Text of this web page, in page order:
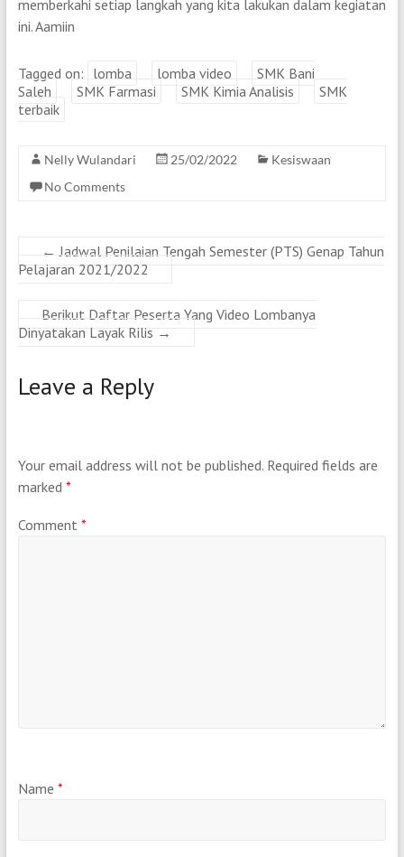
memberkahi setiap langkah yang kita lakukan dalam kegiatan
ini. Aamiin
Tagged on: lomba lomba video
SMK Bani
Saleh
SMK Farmasi SMK Kimia Analisis
SMK
terbaik
Nelly Wulandari 25/02/2022
Kesiswaan
No Comments
← Jadwal Penilaian Tengah Semester (PTS) Genap Tahun
Pelajaran 2021/2022
Berikut Daftar Peserta Yang Video Lombanya
Dinyatakan Layak Rilis →
Leave a Reply
Your email address will not be published. Required fields are
marked *
Comment *
Name *